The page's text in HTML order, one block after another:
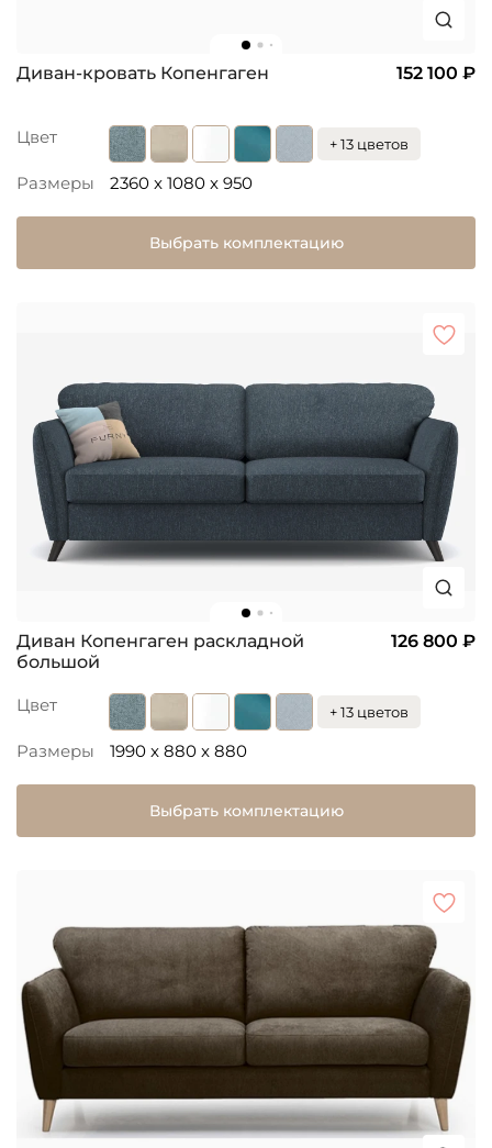
Диван-кровать Копенгаген 152 100 ₽
Цвет + 13 цветов
Размеры 2360 x 1080 x 950
Выбрать комплектацию
Диван Копенгаген раскладной
большой
126 800 ₽
Цвет + 13 цветов
Размеры 1990 x 880 x 880
Выбрать комплектацию